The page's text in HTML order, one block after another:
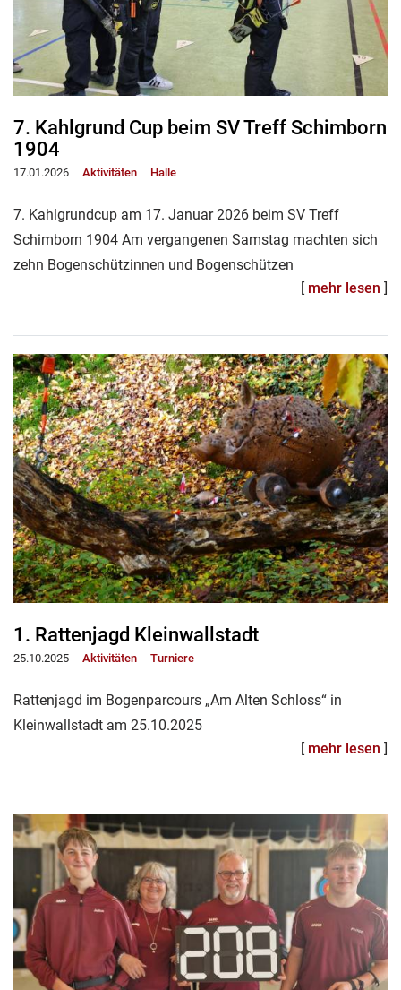
7. Kahlgrund Cup beim SV Treff Schimborn
1904
17.01.2026 Aktivitäten Halle
7. Kahlgrundcup am 17. Januar 2026 beim SV Treff
Schimborn 1904 Am vergangenen Samstag machten sich
zehn Bogenschützinnen und Bogenschützen
[ mehr lesen ]
1. Rattenjagd Kleinwallstadt
25.10.2025 Aktivitäten Turniere
Rattenjagd im Bogenparcours „Am Alten Schloss“ in
Kleinwallstadt am 25.10.2025
[ mehr lesen ]